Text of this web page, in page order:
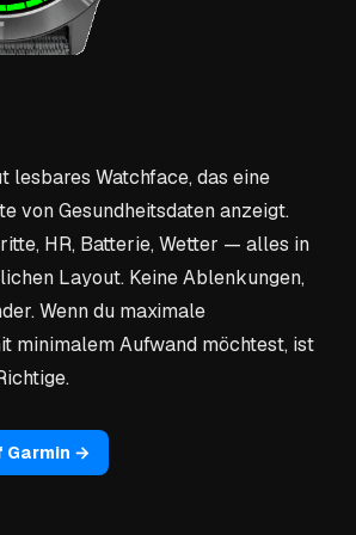
lesbares Watchface, das eine
von Gesundheitsdaten anzeigt.
HR, Batterie, Wetter — alles in
Layout. Keine Ablenkungen,
Wenn du maximale
minimalem Aufwand möchtest, ist
Garmin →